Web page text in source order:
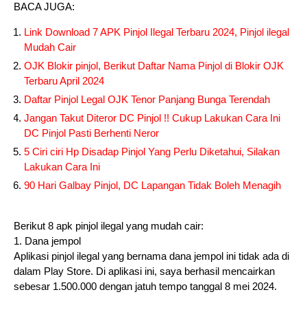
BACA JUGA:
Link Download 7 APK Pinjol Ilegal Terbaru 2024, Pinjol ilegal
Mudah Cair
OJK Blokir pinjol, Berikut Daftar Nama Pinjol di Blokir OJK
Terbaru April 2024
Daftar Pinjol Legal OJK Tenor Panjang Bunga Terendah
Jangan Takut Diteror DC Pinjol !! Cukup Lakukan Cara Ini
DC Pinjol Pasti Berhenti Neror
5 Ciri ciri Hp Disadap Pinjol Yang Perlu Diketahui, Silakan
Lakukan Cara Ini
90 Hari Galbay Pinjol, DC Lapangan Tidak Boleh Menagih
Berikut 8 apk pinjol ilegal yang mudah cair:
1. Dana jempol
Aplikasi pinjol ilegal yang bernama dana jempol ini tidak ada di
dalam Play Store. Di aplikasi ini, saya berhasil mencairkan
sebesar 1.500.000 dengan jatuh tempo tanggal 8 mei 2024.